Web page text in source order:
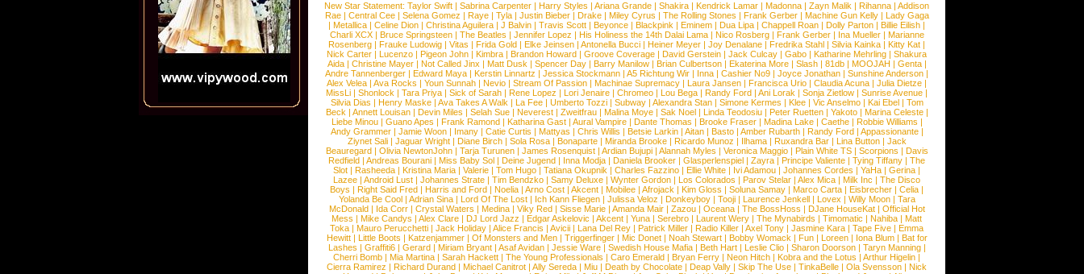
New Star Statement: Taylor Swift | Sabrina Carpenter | Harry Styles | Ariana Grande | Shakira | Kendrick Lamar | Madonna | Zayn Malik | Rihanna | Addison
Rae| Central Cee| Selena Gomez | Raye| Tyla| Justin Bieber| Drake| Miley Cyrus | The Rolling Stones | Frank Gerber| Machine Gun Kelly| Lady Gaga
| Metallica | Celine Dion | Christina Aguilera | J Balvin | Travis Scott | Beyonce | Blackpink | Eminem | Dua Lipa | Chappell Roan | Dolly Parton | Billie Eilish |
Charli XCX| Bruce Springsteen| The Beatles | Jennifer Lopez | His Holiness the 14th Dalai Lama| Nico Rosberg| Frank Gerber| Ina Mueller| Marianne
Rosenberg | Frauke Ludowig | Vitas | Frida Gold | Elke Jeinsen | Antonella Bucci | Heiner Meyer | Joy Denalane | Fredrika Stahl | Silvia Kainka | Kitty Kat |
Nick Carter | Lucenzo | Pigeon John | Kimbra | Brandon Howard | Groove Coverage | David Gerstein | Jack Culcay | Gabo | Katharine Mehrling | Shakura
Aida| Christine Mayer| Not Called Jinx | Matt Dusk | Spencer Day| Barry Manilow| Brian Culbertson| Ekaterina More| Slash| 81db| MOOJAH | Genta|
Andre Tannenberger | Edward Maya | Kerstin Linnartz | Jessica Stockmann | A5 Richtung Wir | Inna | Cashier No9 | Joyce Jonathan | Sunshine Anderson |
Alex Velea | Ava Rocks | Youn Sunnah | Nevio | Stream Of Passion | Machinae Supremacy | Laura Jansen | Francisca Urio | Claudia Acuna | Julia Dietze |
MissLi | Shonlock | Tara Priya | Sick of Sarah | Rene Lopez | Lori Jenaire | Chromeo | Lou Bega | Randy Ford | Ani Lorak | Sonja Zietlow | Sunrise Avenue |
Silvia Dias | Henry Maske| Ava Takes A Walk | La Fee| Umberto Tozzi| Subway| Alexandra Stan| Simone Kermes | Klee| Vic Anselmo| Kai Ebel| Tom
Beck | Annett Louisan| Devin Miles | Selah Sue| Neverest| Zweitfrau| Malina Moye| Sak Noel| Linda Teodosiu| Peter Ruetten| Yakoto| Marina Celeste|
Liebe Minou| Guano Apes | Frank Ramond| Katharina Gast| Aural Vampire| Dante Thomas | Brooke Fraser| Madina Lake| Caethe| Robbie Williams |
Andy Grammer| Jamie Woon| Imany| Catie Curtis | Mattyas | Chris Willis | Betsie Larkin| Aitan| Basto| Amber Rubarth| Randy Ford| Appassionante|
Ziynet Sali| Jaguar Wright| Diane Birch| Sola Rosa| Bonaparte| Miranda Brooke| Ricardo Munoz | Ilhama| Ruxandra Bar| Lina Button| Jack
Beauregard| Olivia NewtonJohn| Tarja Turunen| James Rosenquist| Ardian Bujupi| Alannah Myles | Veronica Maggio| Plain White TS| Scorpions | Davis
Redfield | Andreas Bourani | Miss Baby Sol | Deine Jugend | Inna Modja | Daniela Brooker | Glasperlenspiel | Zayra | Principe Valiente | Tying Tiffany | The
Slot | Rasheeda | Kristina Maria | Valerie | Tom Hugo | Tatiana Okupnik | Charles Fazzino | Ellie White | Ivi Adamou | Johannes Cordes | YaHa | Gerina |
Lazee | Android Lust | Johannes Strate | Tim Bendzko | Samy Deluxe | Wynter Gordon | Los Colorados | Parov Stelar | Alex Mica | Milk Inc | The Disco
Boys | Right Said Fred | Harris and Ford | Noelia | Arno Cost | Akcent | Mobilee | Afrojack | Kim Gloss | Soluna Samay | Marco Carta | Eisbrecher | Celia |
Yolanda Be Cool| Adrian Sina| Lord Of The Lost| Ich Kann Fliegen| Julissa Veloz | Donkeyboy| Tooji| Laurence Jenkell| Lovex | Willy Moon| Tara
McDonald| Ida Corr| Crystal Waters | Medina| Viky Red| Sisse Marie| Amanda Mair| Zazou| Oceana| The BossHoss | DJane HouseKat| Official Hot
Mess | Mike Candys | Alex Clare | DJ Lord Jazz | Edgar Askelovic | Akcent | Yuna | Serebro | Laurent Wery | The Mynabirds | Timomatic | Nahiba | Matt
Toka | Mauro Perucchetti | Jack Holiday | Alice Francis | Avicii | Lana Del Rey | Patrick Miller | Radio Killer | Axel Tony | Jasmine Kara | Tape Five | Emma
Hewitt| Little Boots | Katzenjammer| Of Monsters and Men| Triggerfinger| Mic Donet| Noah Stewart| Bobby Womack | Fun| Loreen| Iona Blum| Bat for
Lashes | Graffiti6| Gerard| Miriam Bryant| Asaf Avidan| Jessie Ware| Swedish House Mafia| Beth Hart| Leslie Clio| Sharon Doorson| Taryn Manning|
Cherri Bomb | Mia Martina | Sarah Hackett | The Young Professionals | Caro Emerald | Bryan Ferry | Neon Hitch | Kobra and the Lotus | Arthur Higelin |
Cierra Ramirez | Richard Durand | Michael Canitrot | Ally Sereda | Miu | Death by Chocolate | Deap Vally | Skip The Use | TinkaBelle | Ola Svensson | Nick